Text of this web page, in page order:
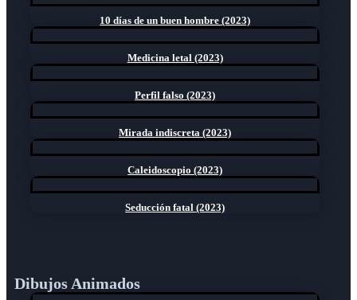
10 días de un buen hombre (2023)
Medicina letal (2023)
Perfil falso (2023)
Mirada indiscreta (2023)
Caleidoscopio (2023)
Seducción fatal (2023)
Dibujos Animados